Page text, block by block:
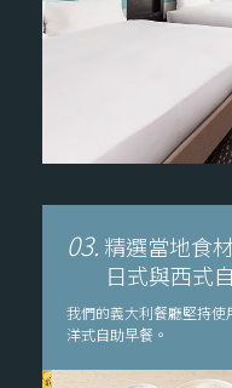
03. 精選當地食
日式與西式
我們的義大利餐廳堅持
洋式自助早餐。